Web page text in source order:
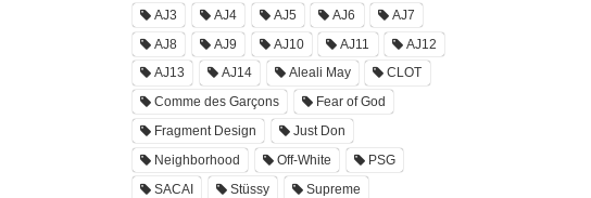
AJ3
AJ4 AJ5 AJ6
AJ7
AJ8
AJ9 AJ10 AJ11
AJ12
AJ13
AJ14 Aleali May
CLOT
Comme des Garçons
Fear of God
Fragment Design
Just Don
Neighborhood
Off-White
PSG
SACAI
Stüssy
Supreme